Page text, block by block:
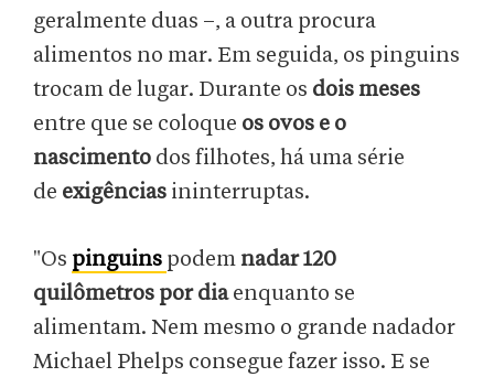
geralmente duas –, a outra procura
alimentos no mar. Em seguida, os pinguins
trocam de lugar. Durante os dois meses
entre que se coloque os ovos e o
nascimento dos filhotes, há uma série
de exigências ininterruptas.
"Os pinguins podem nadar 120
quilômetros por diaenquanto se
alimentam. Nem mesmo o grande nadador
Michael Phelps consegue fazer isso. E se